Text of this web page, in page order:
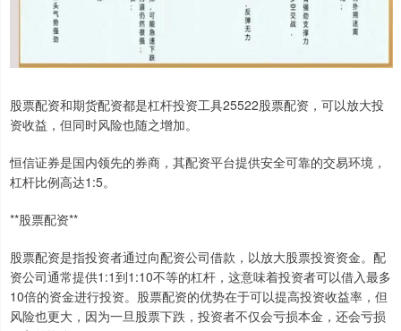
股票配资和期货配资都是杠杆投资工具25522股票配资，可以放大投
资收益，但同时风险也随之增加。
恒信证券是国内领先的券商，其配资平台提供安全可靠的交易环境，
杠杆比例高达1:5。
**股票配资**
股票配资是指投资者通过向配资公司借款，以放大股票投资资金。配
资公司通常提供1:1到1:10不等的杠杆，这意味着投资者可以借入最多
10倍的资金进行投资。股票配资的优势在于可以提高投资收益率，但
风险也更大，因为一旦股票下跌，投资者不仅会亏损本金，还会亏损